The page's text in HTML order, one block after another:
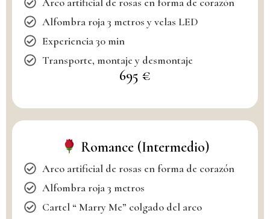
Alfombra roja 3 metros y velas LED
Experiencia 30 min
Transporte, montaje y desmontaje
695 €
Romance (Intermedio)
Arco artificial de rosas en forma de corazón
Alfombra roja 3 metros
Cartel “ Marry Me” colgado del arco